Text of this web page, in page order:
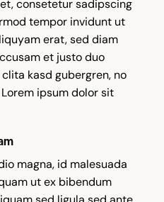
consetetur sadipscing
tempor invidunt ut
erat, sed diam
et justo duo
kasd gubergren, no
ipsum dolor sit
magna, id malesuada
ut ex bibendum